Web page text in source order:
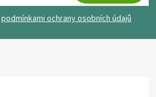
podmínkami ochrany osobních údajů